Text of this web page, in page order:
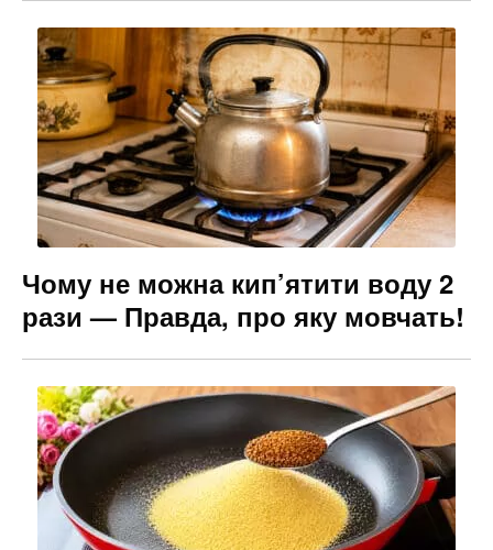
Чому не можна кип’ятити воду 2
рази — Правда, про яку мовчать!